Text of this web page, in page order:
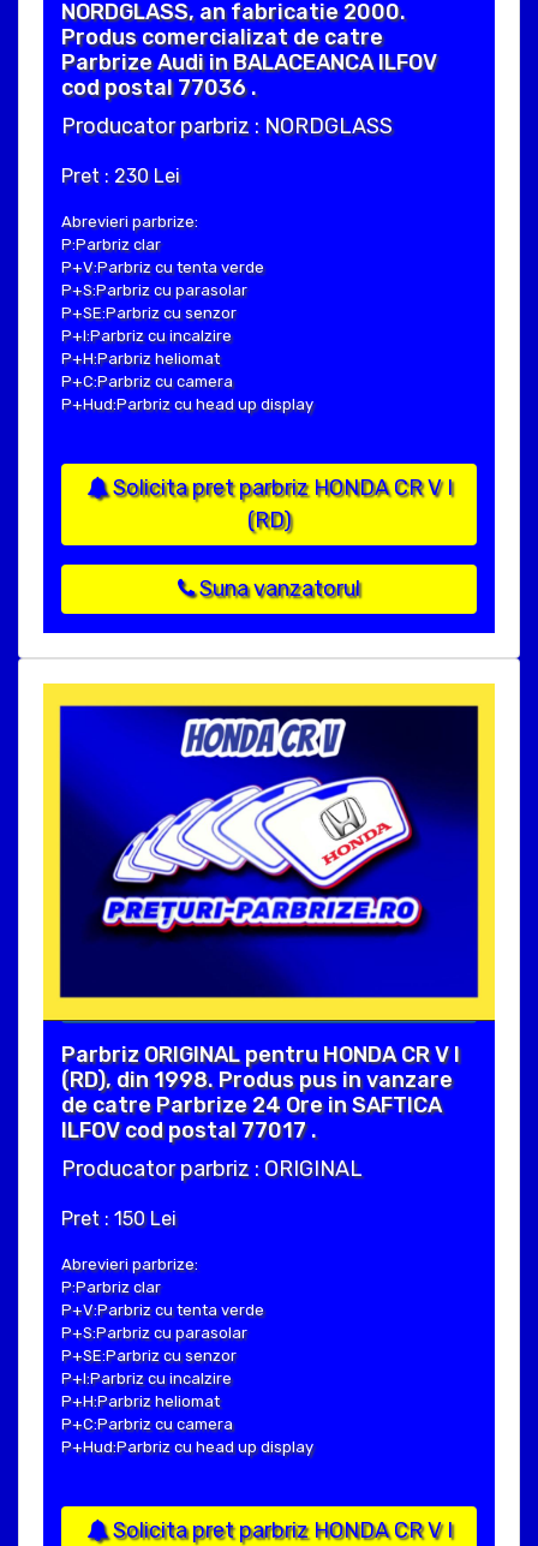
NORDGLASS, an fabricatie 2000.
Produs comercializat de catre
Parbrize Audi in BALACEANCA ILFOV
cod postal 77036 .
Producator parbriz : NORDGLASS
Pret : 230 Lei
Abrevieri parbrize:
P:Parbriz clar
P+V:Parbriz cu tenta verde
P+S:Parbriz cu parasolar
P+SE:Parbriz cu senzor
P+I:Parbriz cu incalzire
P+H:Parbriz heliomat
P+C:Parbriz cu camera
P+Hud:Parbriz cu head up display
Solicita pret parbriz HONDA CR V I
(RD)
Suna vanzatorul
Parbriz ORIGINAL pentru HONDA CR V I
(RD), din 1998. Produs pus in vanzare
de catre Parbrize 24 Ore in SAFTICA
ILFOV cod postal 77017 .
Producator parbriz : ORIGINAL
Pret : 150 Lei
Abrevieri parbrize:
P:Parbriz clar
P+V:Parbriz cu tenta verde
P+S:Parbriz cu parasolar
P+SE:Parbriz cu senzor
P+I:Parbriz cu incalzire
P+H:Parbriz heliomat
P+C:Parbriz cu camera
P+Hud:Parbriz cu head up display
Solicita pret parbriz HONDA CR V I